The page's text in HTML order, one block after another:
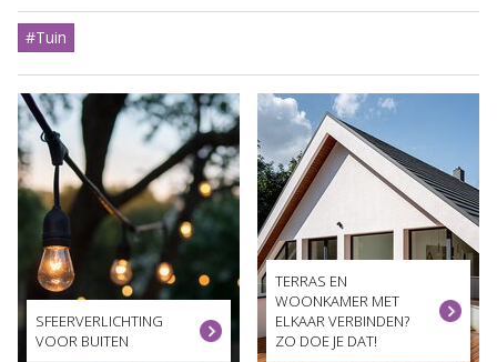
#Tuin
SFEERVERLICHTING
VOOR BUITEN
TERRAS EN
WOONKAMER MET
ELKAAR VERBINDEN?
ZO DOE JE DAT!